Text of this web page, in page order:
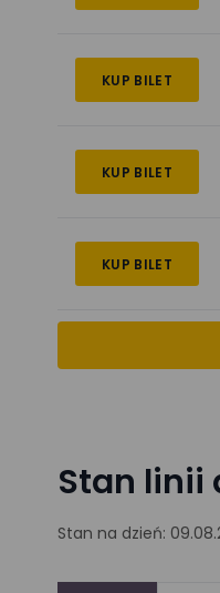
KUP BILET
KUP BILET
KUP BILET
Stan linii
Stan na dzień: